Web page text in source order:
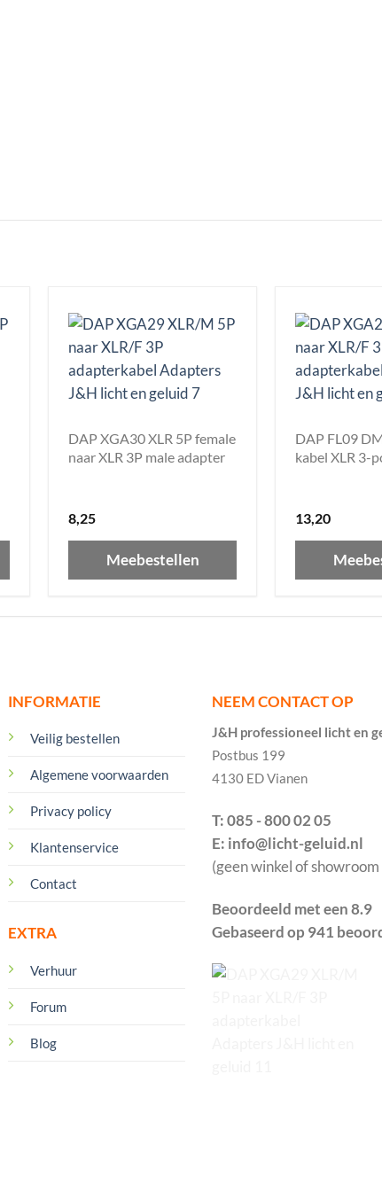
DAP XGA30 XLR 5P female
naar XLR 3P male adapter
8,25
Meebestellen
DAP FL09
kabel XLR 3-
13,20
INFORMATIE
Veilig bestellen
Algemene voorwaarden
Privacy policy
Klantenservice
Contact
EXTRA
Verhuur
Forum
Blog
NEEM CONTACT OP
J&H professioneel licht en
Postbus 199
4130 ED Vianen
T: 085 - 800 02 05
E: info@licht-geluid.nl
(geen winkel of
Beoordeeld met een 8.9
Gebaseerd op 941